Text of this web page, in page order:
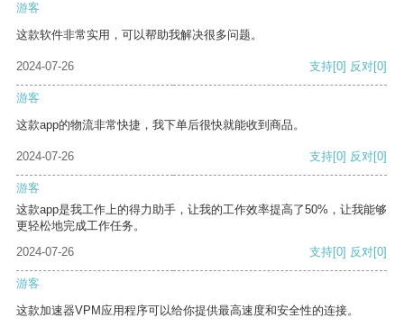
游客
这款软件非常实用，可以帮助我解决很多问题。
2024-07-26 支持[0] 反对[0]
游客
这款app的物流非常快捷，我下单后很快就能收到商品。
2024-07-26 支持[0] 反对[0]
游客
这款app是我工作上的得力助手，让我的工作效率提高了50%，让我能够
更轻松地完成工作任务。
2024-07-26
支持[0] 反对[0]
游客
这款加速器VPM应用程序可以给你提供最高速度和安全性的连接。